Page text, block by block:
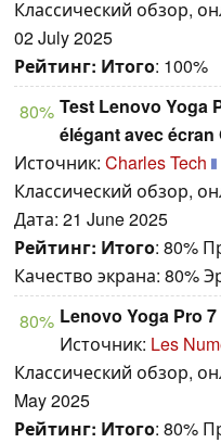
Классический обзор,
02 July 2025
Рейтинг: Итого: 100%
80% Test Lenovo Yoga
élégant avec
Источник: Charles Tech
Классический обзор,
Дата: 21 June 2025
Рейтинг: Итого: 80%
Качество экрана: 80%
80% Lenovo Yoga Pro 7
Источник: Les
Классический обзор,
May 2025
Рейтинг: Итого: 80%